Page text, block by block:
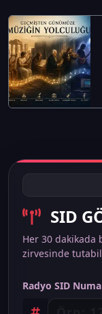
SID
Her 30 dakikada
zirvesinde
Radyo SID